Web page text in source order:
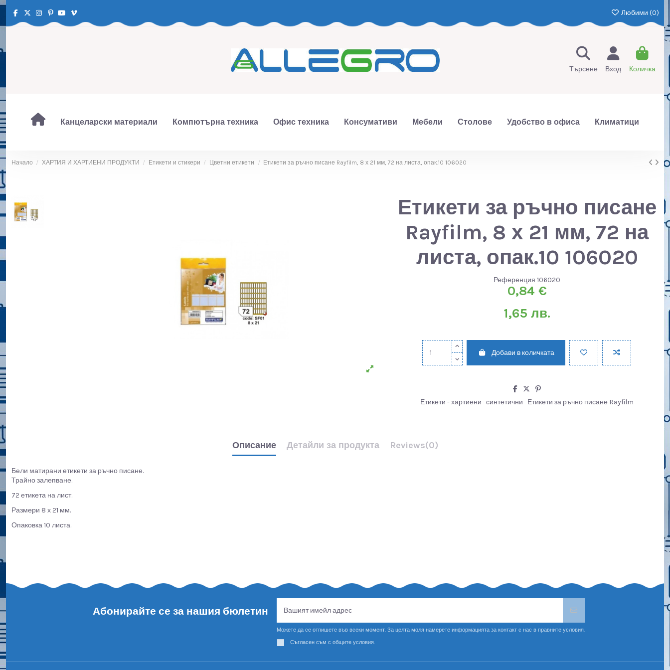
Любими (0)
Търсене Вход Количка
Канцеларски материали Компютърна техника Офис техника Консумативи Мебели Столове Удобство в офиса Климатици
Начало ХАРТИЯ И ХАРТИЕНИ ПРОДУКТИ Етикети и стикери Цветни етикети Етикети за ръчно писане Rayfilm, 8 х 21 мм, 72 на листа, опак.10 106020
Етикети за ръчно писане
Rayfilm, 8 х 21 мм, 72 на
листа, опак.10 106020
Референция 106020
0,84 €
1,65 лв.
Добави в количката
Етикети - хартиени синтетични Етикети за ръчно писане Rayfilm
Описание Детайли за продукта Reviews(0)
Бели матирани етикети за ръчно писане.
Трайно залепване.
72 етикета на лист.
Размери 8 х 21 мм.
Опаковка 10 листа.
Абонирайте се за нашия бюлетин
Можете да се отпишете във всеки момент. За целта моля намерете информацията за контакт с нас в правните условия.
Съгласен съм с общите условия.